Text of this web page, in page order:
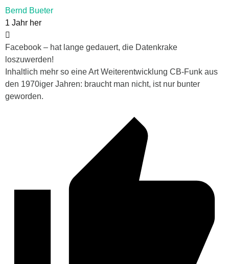
Bernd Bueter
1 Jahr her
Facebook – hat lange gedauert, die Datenkrake
loszuwerden!
Inhaltlich mehr so eine Art Weiterentwicklung CB-Funk aus
den 1970iger Jahren: braucht man nicht, ist nur bunter
geworden.